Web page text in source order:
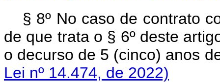
§ 8º No caso de contrato
de que trata o § 6º deste
o decurso de 5 (cinco) anos
Lei nº 14.474, de 2022)